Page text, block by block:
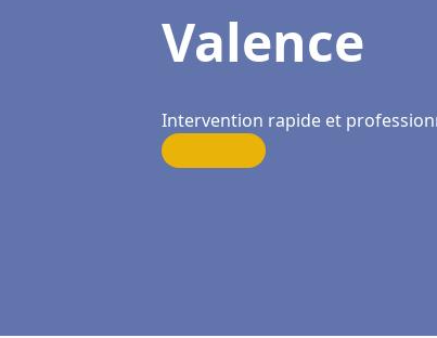
Valence
Intervention rapide et